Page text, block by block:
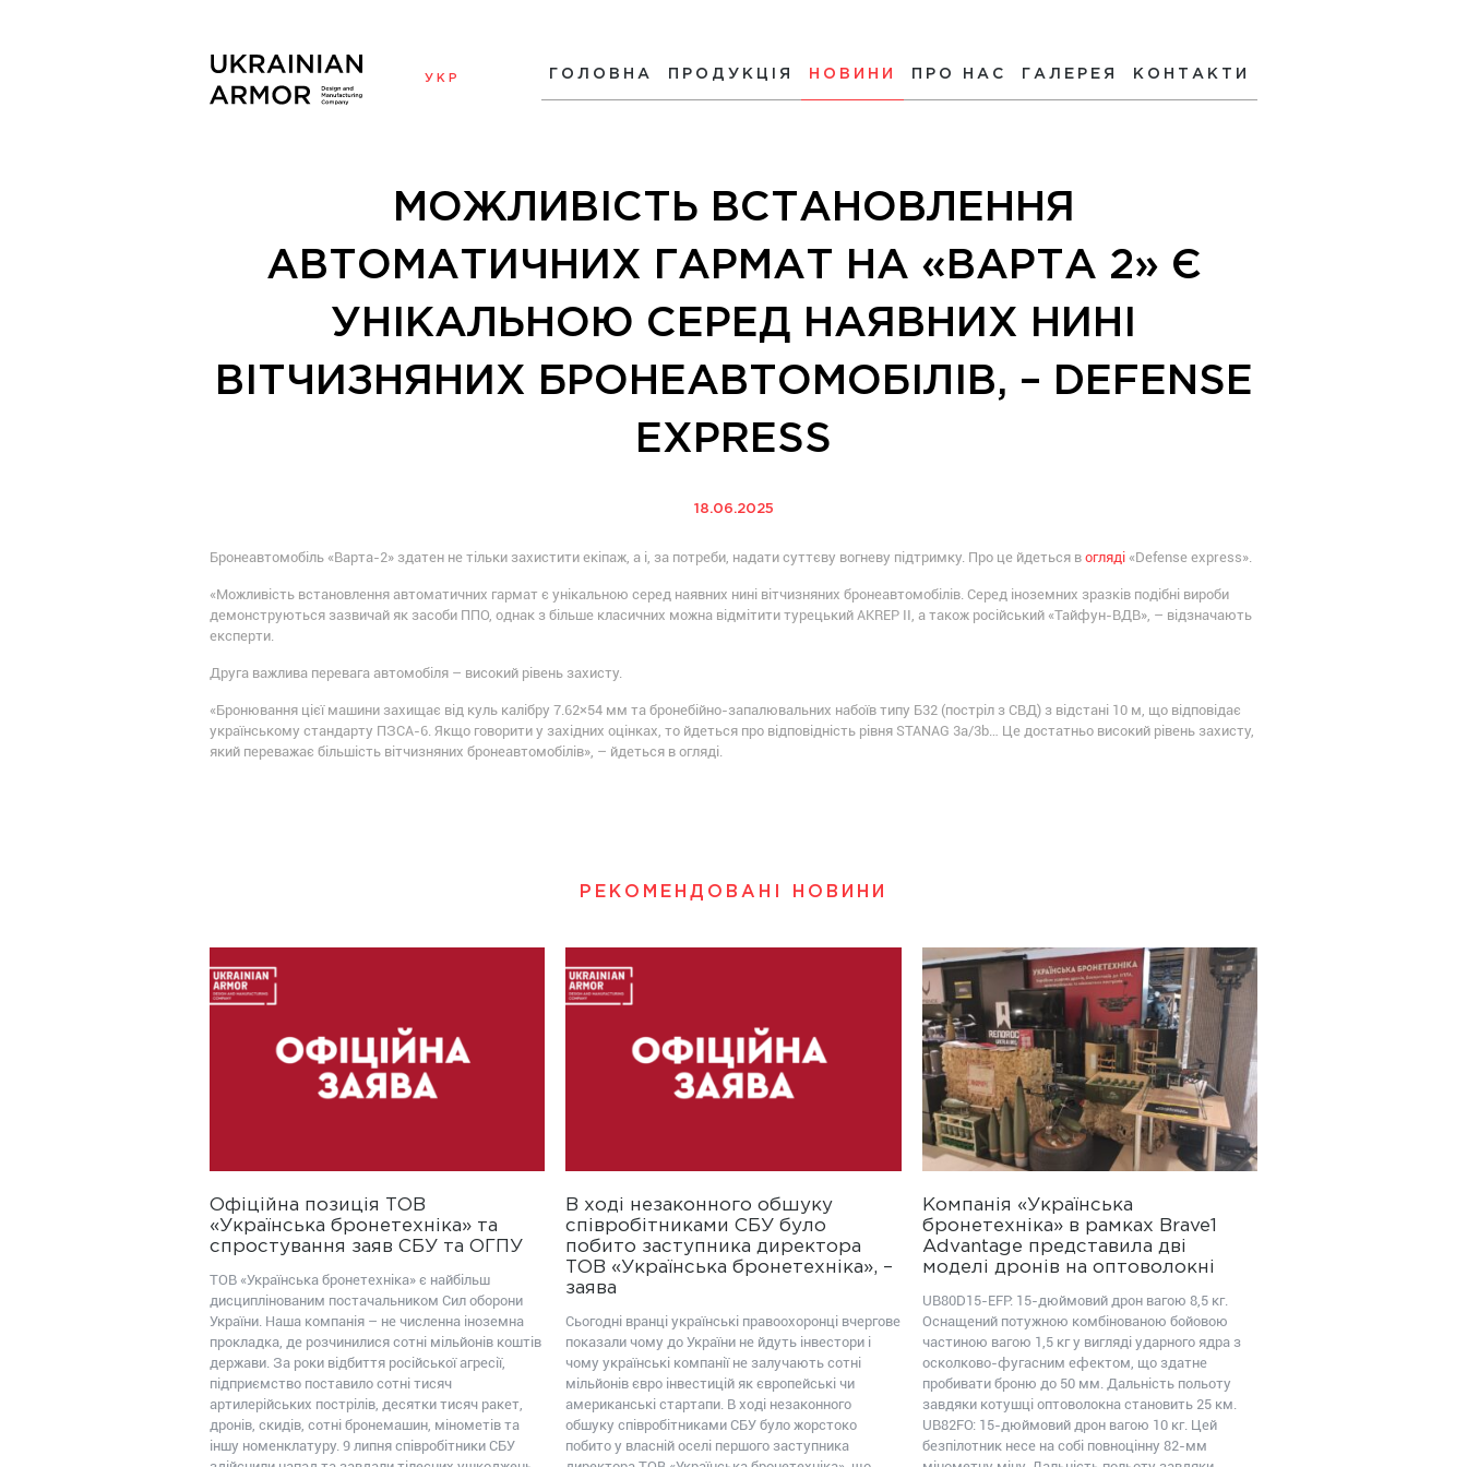
УКР ГОЛОВНА ПРОДУКЦІЯ НОВИНИ ПРО НАС ГАЛЕРЕЯ КОНТАКТИ
МОЖЛИВІСТЬ ВСТАНОВЛЕННЯ
АВТОМАТИЧНИХ ГАРМАТ НА «ВАРТА 2» Є
УНІКАЛЬНОЮ СЕРЕД НАЯВНИХ НИНІ
ВІТЧИЗНЯНИХ БРОНЕАВТОМОБІЛІВ, – DEFENSE
EXPRESS
18.06.2025
Бронеавтомобіль «Варта-2» здатен не тільки захистити екіпаж, а і, за потреби, надати суттєву вогневу підтримку. Про це йдеться в огляді «Defense express».
«Можливість встановлення автоматичних гармат є унікальною серед наявних нині вітчизняних бронеавтомобілів. Серед іноземних зразків подібні вироби
демонструються зазвичай як засоби ППО, однак з більше класичних можна відмітити турецький AKREP II, а також російський «Тайфун-ВДВ», – відзначають
експерти.
Друга важлива перевага автомобіля – високий рівень захисту.
«Бронювання цієї машини захищає від куль калібру 7.62×54 мм та бронебійно-запалювальних набоїв типу Б32 (постріл з СВД) з відстані 10 м, що відповідає
українському стандарту ПЗСА-6. Якщо говорити у західних оцінках, то йдеться про відповідність рівня STANAG 3a/3b… Це достатньо високий рівень захисту,
який переважає більшість вітчизняних бронеавтомобілів», – йдеться в огляді.
РЕКОМЕНДОВАНІ НОВИНИ
Офіційна позиція ТОВ
«Українська бронетехніка» та
спростування заяв СБУ та ОГПУ
ТОВ «Українська бронетехніка» є найбільш
дисциплінованим постачальником Сил оборони
України. Наша компанія – не численна іноземна
прокладка, де розчинилися сотні мільйонів коштів
держави. За роки відбиття російської агресії,
підприємство поставило сотні тисяч
артилерійських пострілів, десятки тисяч ракет,
дронів, скидів, сотні бронемашин, мінометів та
іншу номенклатуру. 9 липня співробітники СБУ
В ході незаконного обшуку
співробітниками СБУ було
побито заступника директора
ТОВ «Українська бронетехніка», –
заява
Сьогодні вранці українські правоохоронці вчергове
показали чому до України не йдуть інвестори і
чому українські компанії не залучають сотні
мільйонів євро інвестицій як європейські чи
американські стартапи. В ході незаконного
обшуку співробітниками СБУ було жорстоко
побито у власній оселі першого заступника
Компанія «Українська
бронетехніка» в рамках Brave1
Advantage представила дві
моделі дронів на оптоволокні
UB80D15-EFP: 15-дюймовий дрон вагою 8,5 кг.
Оснащений потужною комбінованою бойовою
частиною вагою 1,5 кг у вигляді ударного ядра з
осколково-фугасним ефектом, що здатне
пробивати броню до 50 мм. Дальність польоту
завдяки котушці оптоволокна становить 25 км.
UB82FО: 15-дюймовий дрон вагою 10 кг. Цей
безпілотник несе на собі повноцінну 82-мм